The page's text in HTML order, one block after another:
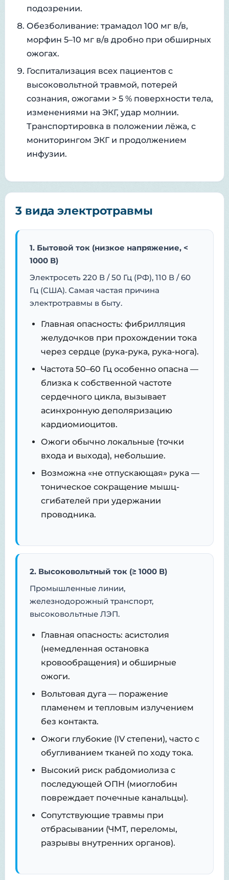
подозрении.
Обезболивание: трамадол 100 мг в/в,
морфин 5–10 мг в/в дробно при обширных
ожогах.
Госпитализация всех пациентов с
высоковольтной травмой, потерей
сознания, ожогами > 5 % поверхности тела,
изменениями на ЭКГ, удар молнии.
Транспортировка в положении лёжа, с
мониторингом ЭКГ и продолжением
инфузии.
3 вида электротравмы
1. Бытовой ток (низкое напряжение, <
1000 В)
Электросеть 220 В / 50 Гц (РФ), 110 В / 60
Гц (США). Самая частая причина
электротравмы в быту.
Главная опасность: фибрилляция
желудочков при прохождении тока
через сердце (рука-рука, рука-нога).
Частота 50–60 Гц особенно опасна —
близка к собственной частоте
сердечного цикла, вызывает
асинхронную деполяризацию
кардиомиоцитов.
Ожоги обычно локальные (точки
входа и выхода), небольшие.
Возможна «не отпускающая» рука —
тоническое сокращение мышц-
сгибателей при удержании
проводника.
2. Высоковольтный ток (≥ 1000 В)
Промышленные линии,
железнодорожный транспорт,
высоковольтные ЛЭП.
Главная опасность: асистолия
(немедленная остановка
кровообращения) и обширные
ожоги.
Вольтовая дуга — поражение
пламенем и тепловым излучением
без контакта.
Ожоги глубокие (IV степени), часто с
обугливанием тканей по ходу тока.
Высокий риск рабдомиолиза с
последующей ОПН (миоглобин
повреждает почечные канальцы).
Сопутствующие травмы при
отбрасывании (ЧМТ, переломы,
разрывы внутренних органов).